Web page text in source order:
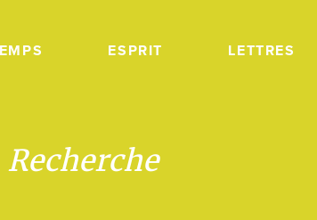
ESPRIT LETTRES
Recherche